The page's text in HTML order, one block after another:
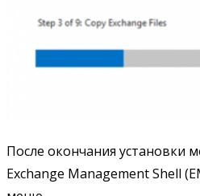
После окончания установки
Exchange Management Shell